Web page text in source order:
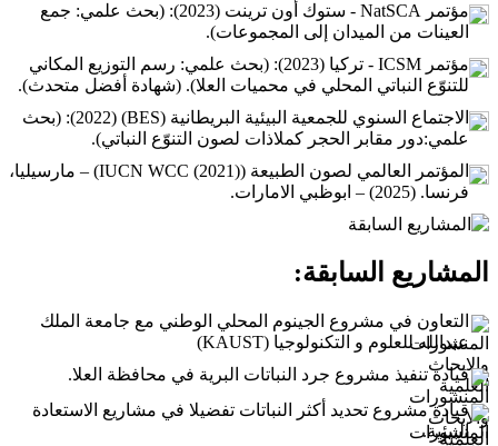
مؤتمر NatSCA - ستوك أون ترينت (2023): (بحث علمي: جمع
العينات من الميدان إلى المجموعات).
مؤتمر ICSM - تركيا (2023): (بحث علمي: رسم التوزيع المكاني
للتنوّع النباتي المحلي في محميات العلا). (شهادة أفضل متحدث).
الاجتماع السنوي للجمعية البيئية البريطانية (BES) (2022): (بحث
علمي:دور مقابر الحجر كملاذات لصون التنوّع النباتي).
المؤتمر العالمي لصون الطبيعة (IUCN WCC (2021)) – مارسيليا،
فرنسا. (2025) – ابوظبي الامارات.
المشاريع السابقة:
التعاون في مشروع الجينوم المحلي الوطني مع جامعة الملك
عبدالله للعلوم و التكنولوجيا (KAUST)
قيادة تنفيذ مشروع جرد النباتات البرية في محافظة العلا.
قيادة مشروع تحديد أكثر النباتات تفضيلا في مشاريع الاستعادة
البيئية.